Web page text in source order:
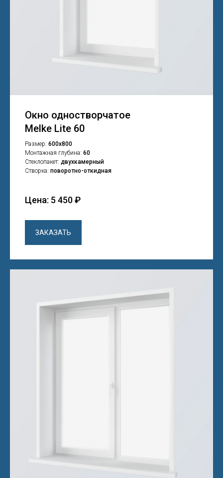
Окно одностворчатое
Melke Lite 60
Размер: 600х800
Монтажная глубина: 60
Стеклопакет: двухкамерный
Створка: поворотно-откидная
Цена: 5 450 ₽
ЗАКАЗАТЬ